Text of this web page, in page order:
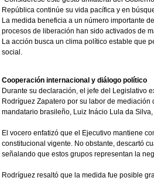
República continúe su vida pacífica y en
La medida beneficia a un número importante
procesos de liberación han sido activados de
La acción busca un clima político estable que
social.
Cooperación internacional y diálogo político
Durante su declaración, el jefe del Legislativo
Rodríguez Zapatero por su labor de
mandatario brasileño, Luiz Inácio Lula da
El vocero enfatizó que el Ejecutivo mantiene
constitucional vigente. No obstante, descartó
señalando que estos grupos representan la
Rodríguez resaltó que la medida fue posible